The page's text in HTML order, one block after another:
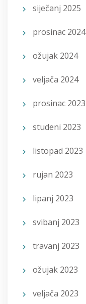
siječanj 2025
prosinac 2024
ožujak 2024
veljača 2024
prosinac 2023
studeni 2023
listopad 2023
rujan 2023
lipanj 2023
svibanj 2023
travanj 2023
ožujak 2023
veljača 2023